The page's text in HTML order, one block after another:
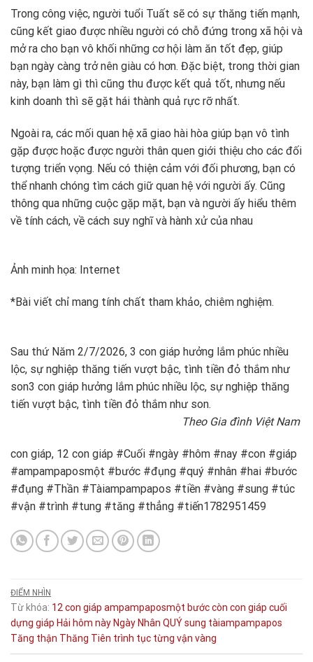
Trong công việc, người tuổi Tuất sẽ có sự thăng tiến mạnh,
cũng kết giao được nhiều người có chỗ đứng trong xã hội và
mở ra cho bạn vô khối những cơ hội làm ăn tốt đẹp, giúp
bạn ngày càng trở nên giàu có hơn. Đặc biệt, trong thời gian
này, bạn làm gì thì cũng thu được kết quả tốt, nhưng nếu
kinh doanh thì sẽ gặt hái thành quả rực rỡ nhất.
Ngoài ra, các mối quan hệ xã giao hài hòa giúp bạn vô tình
gặp được hoặc được người thân quen giới thiệu cho các đối
tượng triển vọng. Nếu có thiện cảm với đối phương, bạn có
thể nhanh chóng tìm cách giữ quan hệ với người ấy. Cũng
thông qua những cuộc gặp mặt, bạn và người ấy hiểu thêm
về tính cách, về cách suy nghĩ và hành xử của nhau
Ảnh minh họa: Internet
*Bài viết chỉ mang tính chất tham khảo, chiêm nghiệm.
Sau thứ Năm 2/7/2026, 3 con giáp hưởng lắm phúc nhiều
lộc, sự nghiệp thăng tiến vượt bậc, tình tiền đỏ thắm như
son3 con giáp hưởng lắm phúc nhiều lộc, sự nghiệp thăng
tiến vượt bậc, tình tiền đỏ thắm như son.
Theo Gia đình Việt Nam
con giáp, 12 con giáp #Cuối #ngày #hôm #nay #con #giáp
#ampampaposmột #bước #đụng #quý #nhân #hai #bước
#đụng #Thần #Tàiampampapos #tiền #vàng #sung #túc
#vận #trình #tung #tăng #thẳng #tiến1782951459
ĐIỂM NHÌN
Từ khóa: 12 con giáp ampampaposmột bướccòn con giáp cuối
dựng giáp Hải hôm này Ngày Nhân QUÝsung tàiampampapos
Tăng thận Thăng Tiên trình tục từng vận vàng